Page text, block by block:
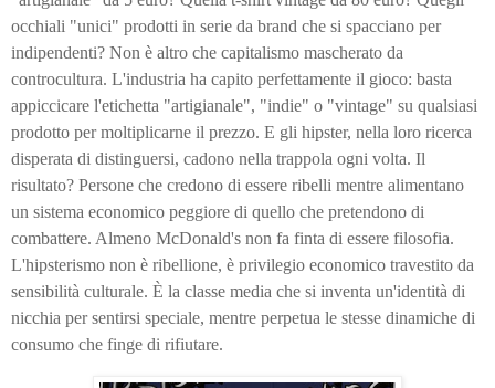
occhiali "unici" prodotti in serie da brand che si spacciano per
indipendenti? Non è altro che capitalismo mascherato da
controcultura. L'industria ha capito perfettamente il gioco: basta
appiccicare l'etichetta "artigianale", "indie" o "vintage" su qualsiasi
prodotto per moltiplicarne il prezzo. E gli hipster, nella loro ricerca
disperata di distinguersi, cadono nella trappola ogni volta. Il
risultato? Persone che credono di essere ribelli mentre alimentano
un sistema economico peggiore di quello che pretendono di
combattere. Almeno McDonald's non fa finta di essere filosofia.
L'hipsterismo non è ribellione, è privilegio economico travestito da
sensibilità culturale. È la classe media che si inventa un'identità di
nicchia per sentirsi speciale, mentre perpetua le stesse dinamiche di
consumo che finge di rifiutare.